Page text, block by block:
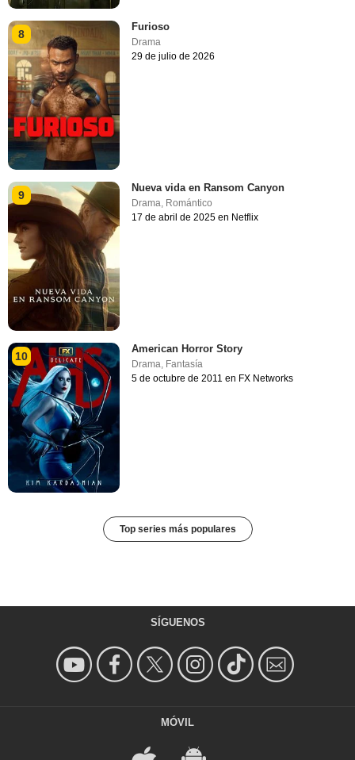
8
Furioso
Drama
29 de julio de 2026
9
Nueva vida en Ransom Canyon
Drama, Romántico
17 de abril de 2025 en Netflix
10
American Horror Story
Drama, Fantasía
5 de octubre de 2011 en FX Networks
Top series más populares
SÍGUENOS
MÓVIL